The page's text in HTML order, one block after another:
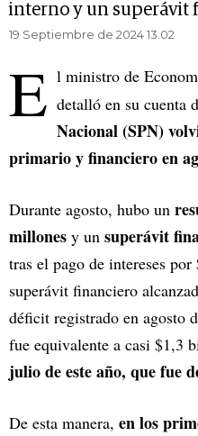
interno y un superávit
19 Septiembre de 2024 13.02
E l ministro de
detalló en su cuenta
Nacional (SPN)
primario y financiero en
Durante agosto, hubo un
millones y un superávit
tras el pago de intereses
superávit financiero
déficit registrado en agosto
fue equivalente a casi $1,3
julio de este año, que fue
De esta manera, en los